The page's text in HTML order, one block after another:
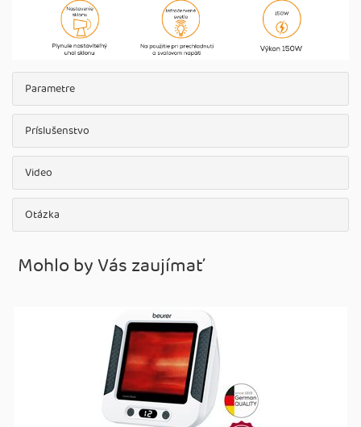
Parametre
Príslušenstvo
Video
Otázka
Mohlo by Vás zaujímať